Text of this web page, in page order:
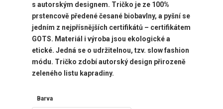
s autorským designem. Tričko je ze 100%
prstencově předené česané biobavlny, a pyšní se
jedním z nejpřísnějších certifikátů – certifikátem
GOTS. Materiál i výroba jsou ekologické a
etické. Jedná se o udržitelnou, tzv. slow fashion
módu. Tričko zdobíautorský design přirozeně
zeleného listu kapradiny.
Barva